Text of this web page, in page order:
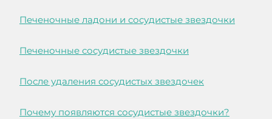
Печеночные ладони и сосудистые звездочки
Печеночные сосудистые звездочки
После удаления сосудистых звездочек
Почему появляются сосудистые звездочки?